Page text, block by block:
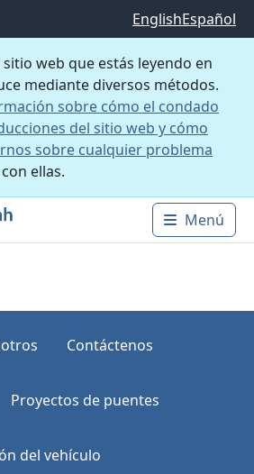
EnglishEspañol
web que estás leyendo en
mediante diversos métodos.
sobre cómo el condado
del sitio web y cómo
sobre cualquier problema
ellas.
Main
Menú
Contáctenos
Proyectos de puentes
del vehículo